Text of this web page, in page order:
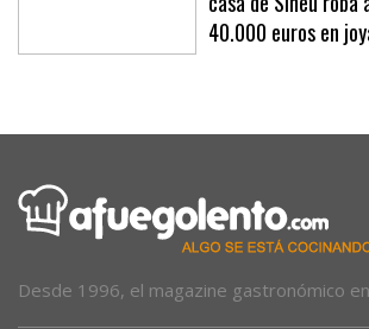
Una empleada de
casa de Sineu roba